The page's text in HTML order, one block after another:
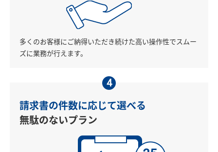
多くのお客様にご納得いただき続けた高い操作性でスムー
ズに業務が行えます。
4
請求書の件数に応じて選べる
無駄のないプラン